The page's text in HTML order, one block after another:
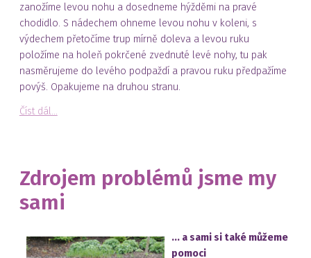
zanožíme levou nohu a dosedneme hýžděmi na pravé
chodidlo. S nádechem ohneme levou nohu v koleni, s
výdechem přetočíme trup mírně doleva a levou ruku
položíme na holeň pokrčené zvednuté levé nohy, tu pak
nasměrujeme do levého podpaždí a pravou ruku předpažíme
povýš. Opakujeme na druhou stranu.
Číst dál...
Zdrojem problémů jsme my
sami
... a sami si také můžeme
pomoci